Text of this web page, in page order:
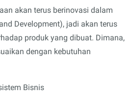
akan terus berinovasi dalam
Development), jadi akan terus
produk yang dibuat. Dimana,
dengan kebutuhan
Bisnis